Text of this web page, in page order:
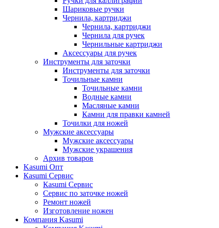
Шариковые ручки
Чернила, картриджи
Чернила, картриджи
Чернила для ручек
Чернильные картриджи
Аксессуары для ручек
Инструменты для заточки
Инструменты для заточки
Точильные камни
Точильные камни
Водные камни
Масляные камни
Камни для правки камней
Точилки для ножей
Мужские аксессуары
Мужские аксессуары
Мужские украшения
Архив товаров
Kasumi Опт
Кasumi Сервис
Кasumi Сервис
Сервис по заточке ножей
Ремонт ножей
Изготовление ножен
Компания Kasumi